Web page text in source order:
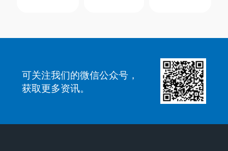
可关注我们的微信公众号，
获取更多资讯。